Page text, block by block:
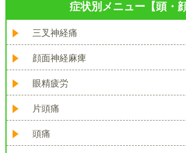
症状別メニュー【頭・顔
三叉神経痛
顔面神経麻痺
眼精疲労
片頭痛
頭痛